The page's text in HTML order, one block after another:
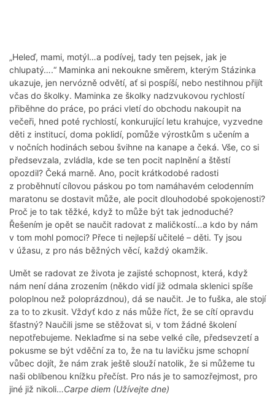
„Heleď, mami, motýl…a podívej, tady ten pejsek, jak je
chlupatý….“ Maminka ani nekoukne směrem, kterým Stázinka
ukazuje, jen nervózně odvětí, ať si pospíší, nebo nestihnou přijít
včas do školky. Maminka ze školky nadzvukovou rychlostí
přiběhne do práce, po práci vletí do obchodu nakoupit na
večeři, hned poté rychlostí, konkurující letu krahujce, vyzvedne
děti z institucí, doma poklidí, pomůže výrostkům s učením a
v nočních hodinách sebou švihne na kanape a čeká. Vše, co si
předsevzala, zvládla, kde se ten pocit naplnění a štěstí
opozdil? Čeká marně. Ano, pocit krátkodobé radosti
z proběhnutí cílovou páskou po tom namáhavém celodenním
maratonu se dostavit může, ale pocit dlouhodobé spokojenosti?
Proč je to tak těžké, když to může být tak jednoduché?
Řešením je opět se naučit radovat z maličkostí…a kdo by nám
v tom mohl pomoci? Přece ti nejlepší učitelé – děti. Ty jsou
v úžasu, z pro nás běžných věcí, každý okamžik.
Umět se radovat ze života je zajisté schopnost, která, když
nám není dána zrozením (někdo vidí již odmala sklenici spíše
poloplnou než poloprázdnou), dá se naučit. Je to fuška, ale stojí
za to to zkusit. Vždyť kdo z nás může říct, že se cítí opravdu
šťastný? Naučili jsme se stěžovat si, v tom žádné školení
nepotřebujeme. Neklaďme si na sebe velké cíle, předsevzetí a
pokusme se být vděční za to, že na tu lavičku jsme schopní
vůbec dojít, že nám zrak ještě slouží natolik, že si můžeme tu
naši oblíbenou knížku přečíst. Pro nás je to samozřejmost, pro
jiné již nikoli…Carpe diem (Užívejte dne)